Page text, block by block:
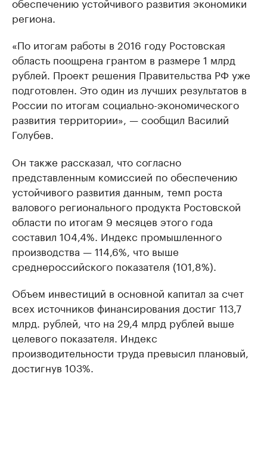
региона.
«По итогам работы в 2016 году Ростовская
область поощрена грантом в размере 1 млрд
рублей. Проект решения Правительства РФ уже
подготовлен. Это один из лучших результатов в
России по итогам социально-экономического
развития территории», — сообщил Василий
Голубев.
Он также рассказал, что согласно
представленным комиссией по обеспечению
устойчивого развития данным, темп роста
валового регионального продукта Ростовской
области по итогам 9 месяцев этого года
составил 104,4%. Индекс промышленного
производства — 114,6%, что выше
среднероссийского показателя (101,8%).
Объем инвестиций в основной капитал за счет
всех источников финансирования достиг 113,7
млрд. рублей, что на 29,4 млрд рублей выше
целевого показателя. Индекс
производительности труда превысил плановый,
достигнув 103%.